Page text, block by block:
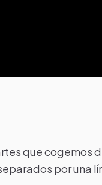
que cogemos
por una